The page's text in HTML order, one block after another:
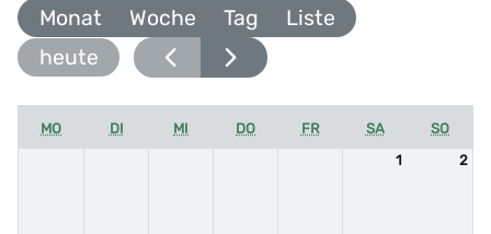
Monat Woche Tag
Liste
heute
MO DI MI DO FR SA
SO
1
2